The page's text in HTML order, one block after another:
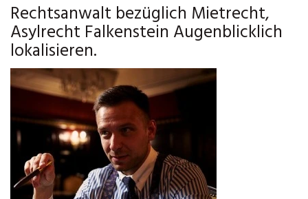
Rechtsanwalt bezüglich Mietrecht,
Asylrecht Falkenstein Augenblicklich
lokalisieren.